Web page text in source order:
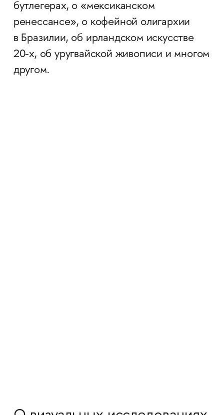
бутлегерах, о «мексиканском
ренессансе», о кофейной олигархии
в Бразилии, об ирландском искусстве
20-х, об уругвайской живописи и многом
другом.